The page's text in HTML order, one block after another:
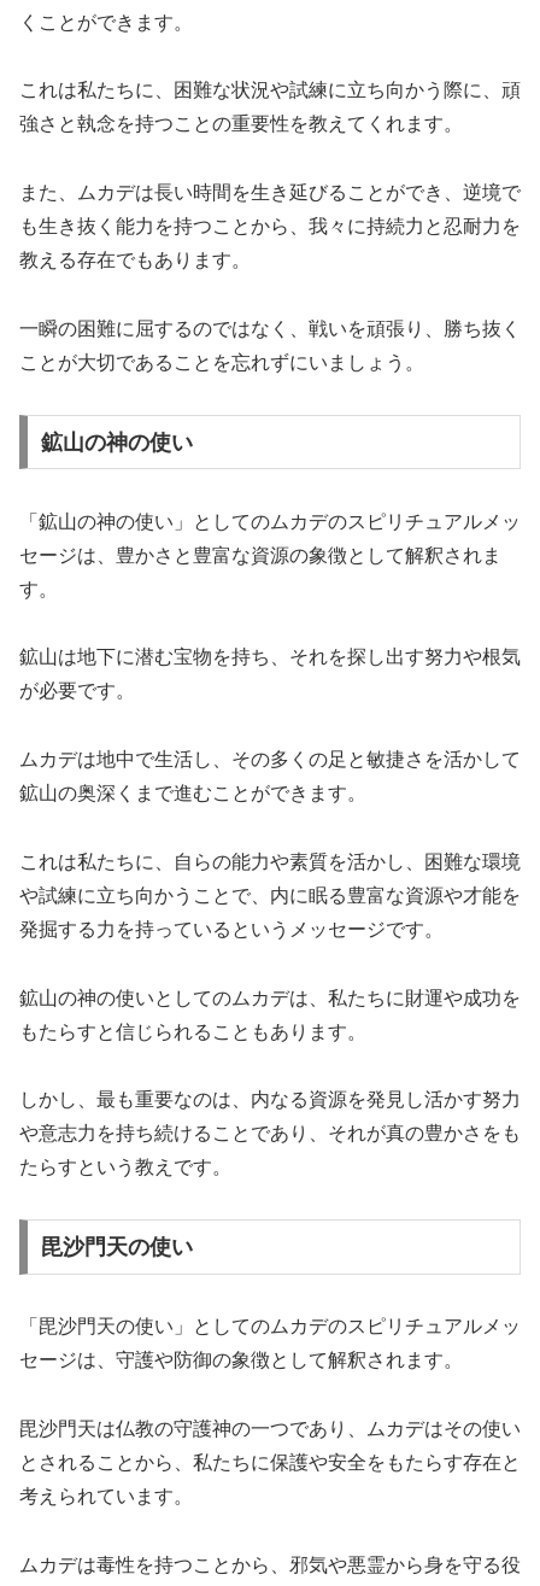
くことができます。
これは私たちに、
困難な状況や試練に立ち向かう際に、頑
強さと執念を持つことの重要性を教えてくれます。
また、ムカデは長い時間を生き延びることができ、逆境で
も生き抜く能力を持つことから、我々に持続力と忍耐力を
教える存在でもあります。
一瞬の困難に屈するのではなく、戦いを頑張り、勝ち抜く
ことが大切であることを忘れずにいましょう。
鉱山の神の使い
「鉱山の神の使い」としてのムカデのスピリチュアルメッ
セージは、豊かさと豊富な資源の象徴として解釈されま
す。
鉱山は地下に潜む宝物を持ち、それを探し出す努力や根気
が必要です。
ムカデは地中で生活し、その多くの足と敏捷さを活かして
鉱山の奥深くまで進むことができます。
これは私たちに、
自らの能力や素質を活かし、困難な環境
や試練に立ち向かうことで、内に眠る豊富な資源や才能を
発掘する力を持っているというメッセージです。
鉱山の神の使いとしてのムカデは、私たちに財運や成功を
もたらすと信じられることもあります。
しかし、最も重要なのは、内なる資源を発見し活かす努力
や意志力を持ち続けることであり、それが真の豊かさをも
たらすという教えです。
毘沙門天の使い
「毘沙門天の使い」としてのムカデのスピリチュアルメッ
セージは、守護や防御の象徴として解釈されます。
毘沙門天は仏教の守護神の一つであり、ムカデはその使い
とされることから、私たちに保護や安全をもたらす存在と
考えられています。
ムカデは毒性を持つことから、邪気や悪霊から身を守る役